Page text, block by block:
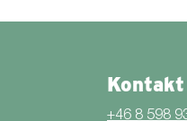
Kontakt
+46 8 598